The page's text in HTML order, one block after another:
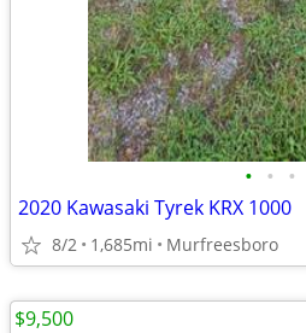
• • •
2020 Kawasaki Tyrek KRX 1000
8/2 1,685mi Murfreesboro
$9,500